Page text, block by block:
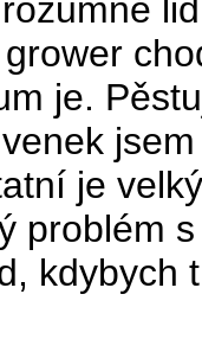
je.
je
problém
kdybych